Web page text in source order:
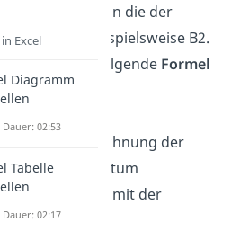
, in die der
soll, beispielsweise B2.
dort in B2 die folgende Formel
A1 ist die Bezeichnung der
, in der dein Datum
Bestätige mit der
.
Excel
Diagramm
Dauer: 02:53
Tabelle
Dauer: 02:17